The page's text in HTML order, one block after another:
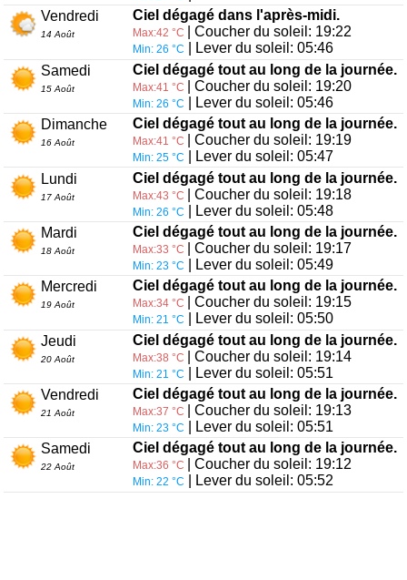
Vendredi
14 Août
Ciel dégagé dans l'après-midi.
Max:42 °C | Coucher du soleil: 19:22
Min: 26 °C
| Lever du soleil: 05:46
Samedi
15 Août
Ciel dégagé tout au long de la journée.
Max:41 °C | Coucher du soleil: 19:20
Min: 26 °C
| Lever du soleil: 05:46
Dimanche
16 Août
Ciel dégagé tout au long de la journée.
Max:41 °C | Coucher du soleil: 19:19
Min: 25 °C
| Lever du soleil: 05:47
Lundi
17 Août
Ciel dégagé tout au long de la journée.
Max:43 °C | Coucher du soleil: 19:18
Min: 26 °C
| Lever du soleil: 05:48
Mardi
18 Août
Ciel dégagé tout au long de la journée.
Max:33 °C | Coucher du soleil: 19:17
Min: 23 °C
| Lever du soleil: 05:49
Mercredi
19 Août
Ciel dégagé tout au long de la journée.
Max:34 °C | Coucher du soleil: 19:15
Min: 21 °C
| Lever du soleil: 05:50
Jeudi
20 Août
Ciel dégagé tout au long de la journée.
Max:38 °C | Coucher du soleil: 19:14
Min: 21 °C
| Lever du soleil: 05:51
Vendredi
21 Août
Ciel dégagé tout au long de la journée.
Max:37 °C | Coucher du soleil: 19:13
Min: 23 °C
| Lever du soleil: 05:51
Samedi
22 Août
Ciel dégagé tout au long de la journée.
Max:36 °C | Coucher du soleil: 19:12
Min: 22 °C | Lever du soleil: 05:52